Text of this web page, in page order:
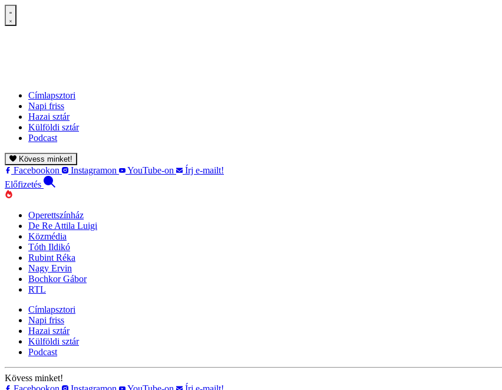
Címlapsztori
Napi friss
Hazai sztár
Külföldi sztár
Podcast
Kövess minket!
Facebookon Instagramon YouTube-on
Írj e-mailt!
Előfizetés
Operettszínház
De Re Attila Luigi
Közmédia
Tóth Ildikó
Rubint Réka
Nagy Ervin
Bochkor Gábor
RTL
Címlapsztori
Napi friss
Hazai sztár
Külföldi sztár
Podcast
Kövess minket!